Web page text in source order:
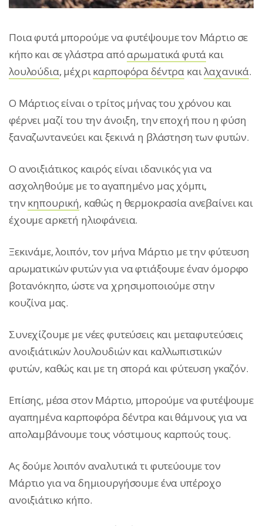
Ποια φυτά μπορούμε να φυτέψουμε τον Μάρτιο σε
κήπο και σε γλάστρα απόαρωματικά φυτά και
λουλούδια, μέχρικαρποφόρα δέντρα καιλαχανικά.
Ο Mάρτιος είναι ο τρίτος μήνας του χρόνου και
φέρνει μαζί του την άνοιξη, την εποχή που η φύση
ξαναζωντανεύει και ξεκινά η βλάστηση των φυτών.
Ο ανοιξιάτικος καιρός είναι ιδανικός για να
ασχοληθούμε με το αγαπημένο μας χόμπι,
την κηπουρική, καθώς η θερμοκρασία ανεβαίνει και
έχουμε αρκετή ηλιοφάνεια.
Ξεκινάμε, λοιπόν, τον μήνα Μάρτιο με την φύτευση
αρωματικών φυτών για να φτιάξουμε έναν όμορφο
βοτανόκηπο, ώστε να χρησιμοποιούμε στην
κουζίνα μας.
Συνεχίζουμε με νέες φυτεύσεις και μεταφυτεύσεις
ανοιξιάτικών λουλουδιών και καλλωπιστικών
φυτών, καθώς και με τη σπορά και φύτευση γκαζόν.
Επίσης, μέσα στον Μάρτιο, μπορούμε να φυτέψουμε
αγαπημένα καρποφόρα δέντρα και θάμνους για να
απολαμβάνουμε τους νόστιμους καρπούς τους.
Ας δούμε λοιπόν αναλυτικά τι φυτεύουμε τον
Μάρτιο για να δημιουργήσουμε ένα υπέροχο
ανοιξιάτικο κήπο.